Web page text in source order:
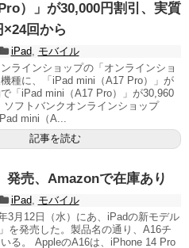
）」が30,000円割引、実質
回から
iPad, モバイル
ラインショップの「オンラインショ
種に、「iPad mini（A17 Pro）」が
「iPad mini（A17 Pro）」が30,960
ソフトバンクオンラインショップ
mini（A...
記事を読む
発売、Amazonで在庫あり
iPad, モバイル
3月12日（水）にあ、iPadの新モデル
を発売した。製品名の通り、A16チ
る。 AppleのA16は、iPhone 14 Pro